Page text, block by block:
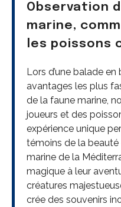
Observation
marine,
les poissons
Lors d’une balade en
avantages les plus
de la faune marine,
joueurs et des
expérience unique
témoins de la
marine de la
magique à leur
créatures
crée des souvenirs